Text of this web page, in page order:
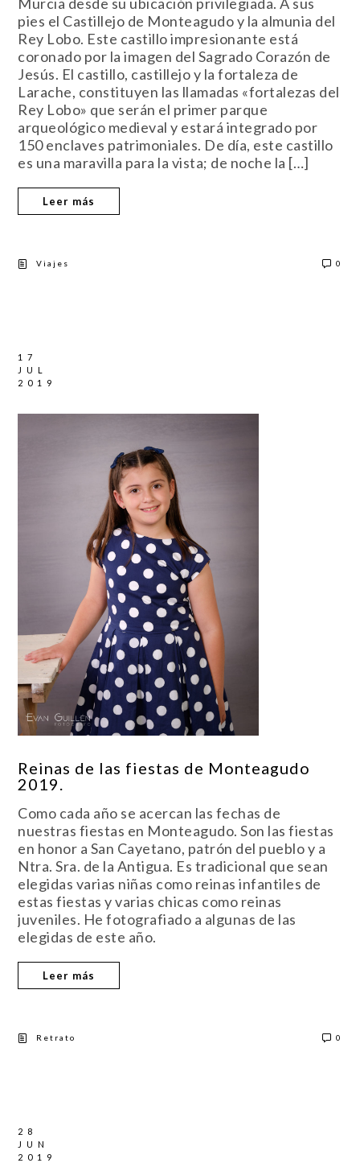
pies el Castillejo de Monteagudo y la almunia del
Rey Lobo. Este castillo impresionante está
coronado por la imagen del Sagrado Corazón de
Jesús. El castillo, castillejo y la fortaleza de
Larache, constituyen las llamadas «fortalezas del
Rey Lobo» que serán el primer parque
arqueológico medieval y estará integrado por
150 enclaves patrimoniales. De día, este castillo
es una maravilla para la vista; de noche la […]
Leer más
Viajes 0
17
JUL
2019
Reinas de las fiestas de Monteagudo
2019.
Como cada año se acercan las fechas de
nuestras fiestas en Monteagudo. Son las fiestas
en honor a San Cayetano, patrón del pueblo y a
Ntra. Sra. de la Antigua. Es tradicional que sean
elegidas varias niñas como reinas infantiles de
estas fiestas y varias chicas como reinas
juveniles. He fotografiado a algunas de las
elegidas de este año.
Leer más
Retrato 0
28
JUN
2019